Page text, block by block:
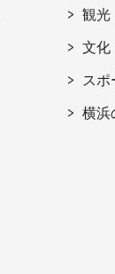
観光
文化
スポ
横浜